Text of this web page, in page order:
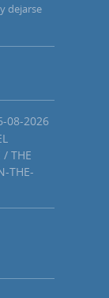
dejarse
08-2026
/ THE
THE-